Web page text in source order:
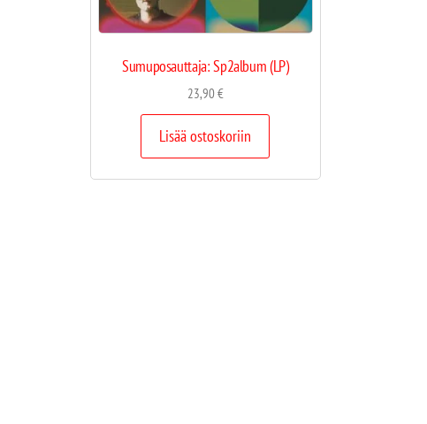
Sumuposauttaja: Sp2album (LP)
23,90€
Lisää ostoskoriin